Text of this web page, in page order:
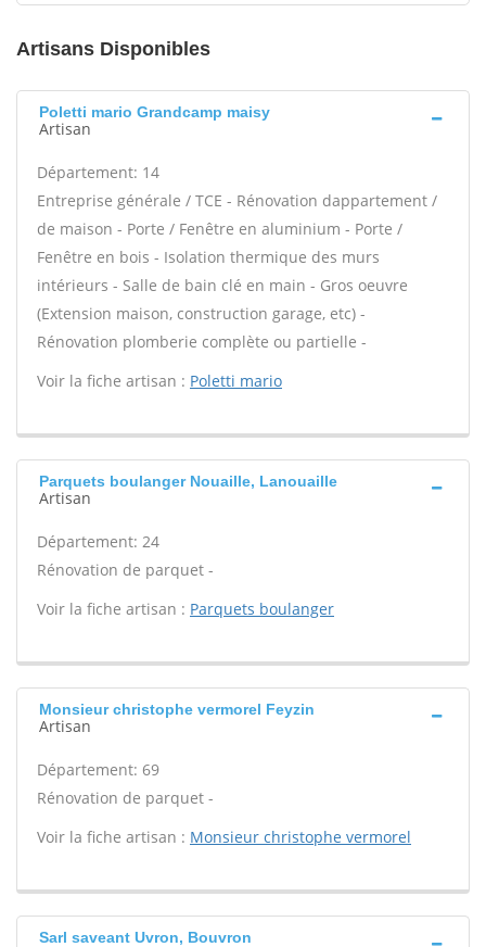
Artisans Disponibles
Poletti mario Grandcamp maisy
Artisan
Département: 14
Entreprise générale / TCE - Rénovation dappartement /
de maison - Porte / Fenêtre en aluminium - Porte /
Fenêtre en bois - Isolation thermique des murs
intérieurs - Salle de bain clé en main - Gros oeuvre
(Extension maison, construction garage, etc) -
Rénovation plomberie complète ou partielle -
Voir la fiche artisan : Poletti mario
Parquets boulanger Nouaille, Lanouaille
Artisan
Département: 24
Rénovation de parquet -
Voir la fiche artisan : Parquets boulanger
Monsieur christophe vermorel Feyzin
Artisan
Département: 69
Rénovation de parquet -
Voir la fiche artisan : Monsieur christophe vermorel
Sarl saveant Uvron, Bouvron